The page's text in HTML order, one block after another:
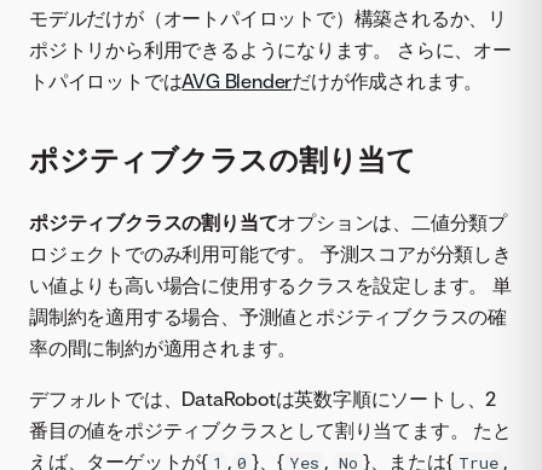
モデルだけが（オートパイロットで）構築されるか、リ
ポジトリから利用できるようになります。 さらに、オー
トパイロットではAVG Blenderだけが作成されます。
ポジティブクラスの割り当て
ポジティブクラスの割り当てオプションは、二値分類プ
ロジェクトでのみ利用可能です。 予測スコアが分類しき
い値よりも高い場合に使用するクラスを設定します。 単
調制約を適用する場合、予測値とポジティブクラスの確
率の間に制約が適用されます。
デフォルトでは、DataRobotは英数字順にソートし、2
番目の値をポジティブクラスとして割り当てます。 たと
えば、ターゲットが{ 1 , 0 }、{ Yes , No }、または{ True ,